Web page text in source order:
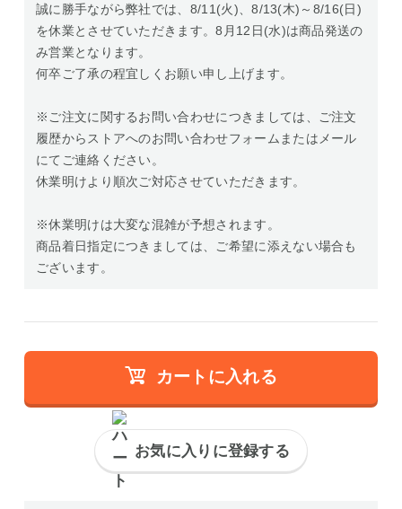
誠に勝手ながら弊社では、8/11(火)、8/13(木)～8/16(日)
を休業とさせていただきます。8月12日(水)は商品発送の
み営業となります。
何卒ご了承の程宜しくお願い申し上げます。
※ご注文に関するお問い合わせにつきましては、ご注文
履歴からストアへのお問い合わせフォームまたはメール
にてご連絡ください。
休業明けより順次ご対応させていただきます。
※休業明けは大変な混雑が予想されます。
商品着日指定につきましては、ご希望に添えない場合も
ございます。
カートに入れる
お気に入りに登録する